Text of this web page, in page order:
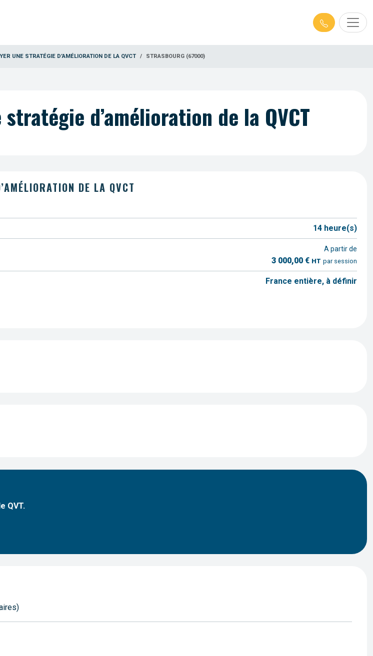
UNE STRATÉGIE D’AMÉLIORATION DE LA QVCT STRASBOURG (67000)
d’amélioration de la QVCT
QVT.
DE LA QVCT
14 heure(s)
A partir de
3 000,00 € HT par session
France entière, à définir